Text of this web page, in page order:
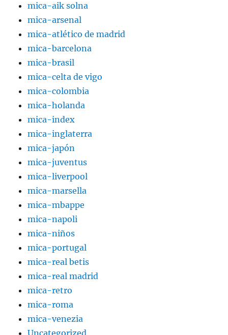
mica-aik solna
mica-arsenal
mica-atlético de madrid
mica-barcelona
mica-brasil
mica-celta de vigo
mica-colombia
mica-holanda
mica-index
mica-inglaterra
mica-japón
mica-juventus
mica-liverpool
mica-marsella
mica-mbappe
mica-napoli
mica-niños
mica-portugal
mica-real betis
mica-real madrid
mica-retro
mica-roma
mica-venezia